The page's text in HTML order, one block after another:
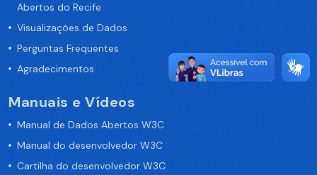
Abertos do Recife
Visualizações de Dados
Perguntas Frequentes
Agradecimentos
Manuais e Vídeos
Manual de Dados Abertos W3C
Manual do desenvolvedor W3C
Cartilha do desenvolvedor W3C